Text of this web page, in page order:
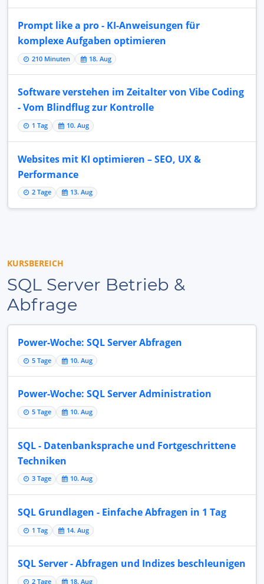
Prompt like a pro - KI-Anweisungen für
komplexe Aufgaben optimieren
210 Minuten 18. Aug
Software verstehen im Zeitalter von Vibe Coding
- Vom Blindflug zur Kontrolle
1 Tag 10. Aug
Websites mit KI optimieren – SEO, UX &
Performance
2 Tage 13. Aug
KURSBEREICH
SQL Server Betrieb &
Abfrage
Power-Woche: SQL Server Abfragen
5 Tage 10. Aug
Power-Woche: SQL Server Administration
5 Tage 10. Aug
SQL - Datenbanksprache und Fortgeschrittene
Techniken
3 Tage 10. Aug
SQL Grundlagen - Einfache Abfragen in 1 Tag
1 Tag 14. Aug
SQL Server - Abfragen und Indizes beschleunigen
2 Tage 18. Aug